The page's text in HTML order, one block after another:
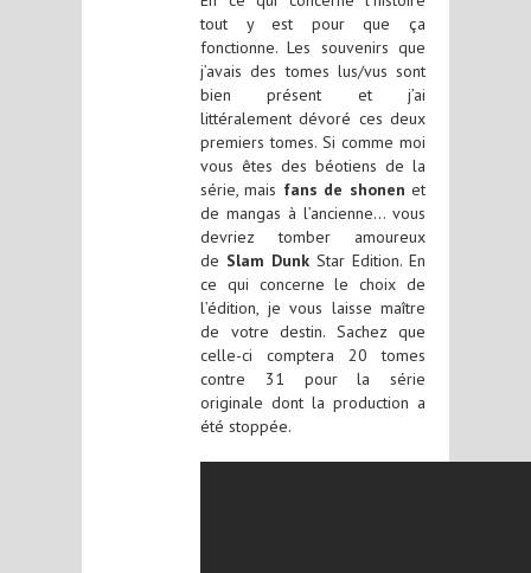
tout y est pour que ça
fonctionne. Les souvenirs que
j’avais des tomes lus/vus sont
bien présent et j’ai
littéralement dévoré ces deux
premiers tomes. Si comme moi
vous êtes des béotiens de la
série, mais fans de shonen et
de mangas à l’ancienne… vous
devriez tomber amoureux
de Slam Dunk Star Edition. En
ce qui concerne le choix de
l’édition, je vous laisse maître
de votre destin. Sachez que
celle-ci comptera 20 tomes
contre 31 pour la série
originale dont la production a
été stoppée.